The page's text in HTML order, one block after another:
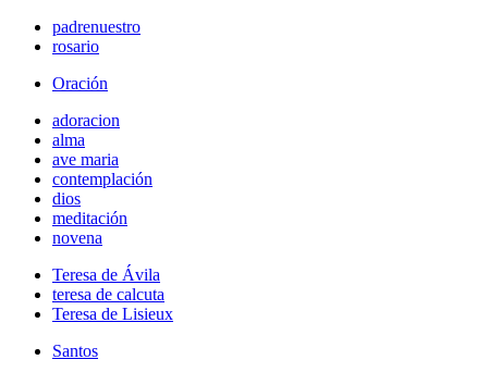
padrenuestro
rosario
Oración
adoracion
alma
ave maria
contemplación
dios
meditación
novena
Teresa de Ávila
teresa de calcuta
Teresa de Lisieux
Santos